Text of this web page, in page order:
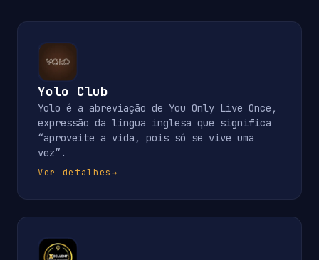
Yolo Club
Yolo é a abreviação de You Only Live Once,
expressão da língua inglesa que significa
“aproveite a vida, pois só se vive uma
vez”.
Ver detalhes→